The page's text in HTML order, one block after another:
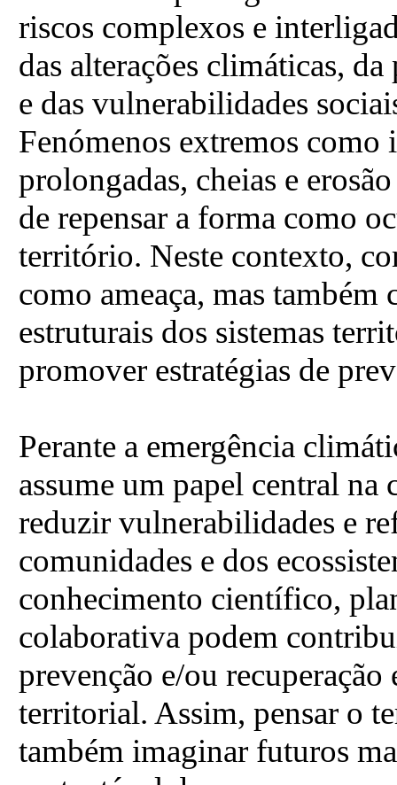
riscos complexos e
das alterações climáticas,
e das vulnerabilidades
Fenómenos extremos como
prolongadas, cheias e
de repensar a forma como
território. Neste contexto,
como ameaça, mas também
estruturais dos sistemas
promover estratégias de
Perante a emergência
assume um papel central na
reduzir vulnerabilidades e
comunidades e dos
conhecimento científico,
colaborativa podem
prevenção e/ou
territorial. Assim, pensar o
também imaginar futuros